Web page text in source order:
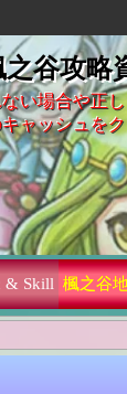
谷攻略
い場合や正
ャッシュを
& Skill 楓之谷